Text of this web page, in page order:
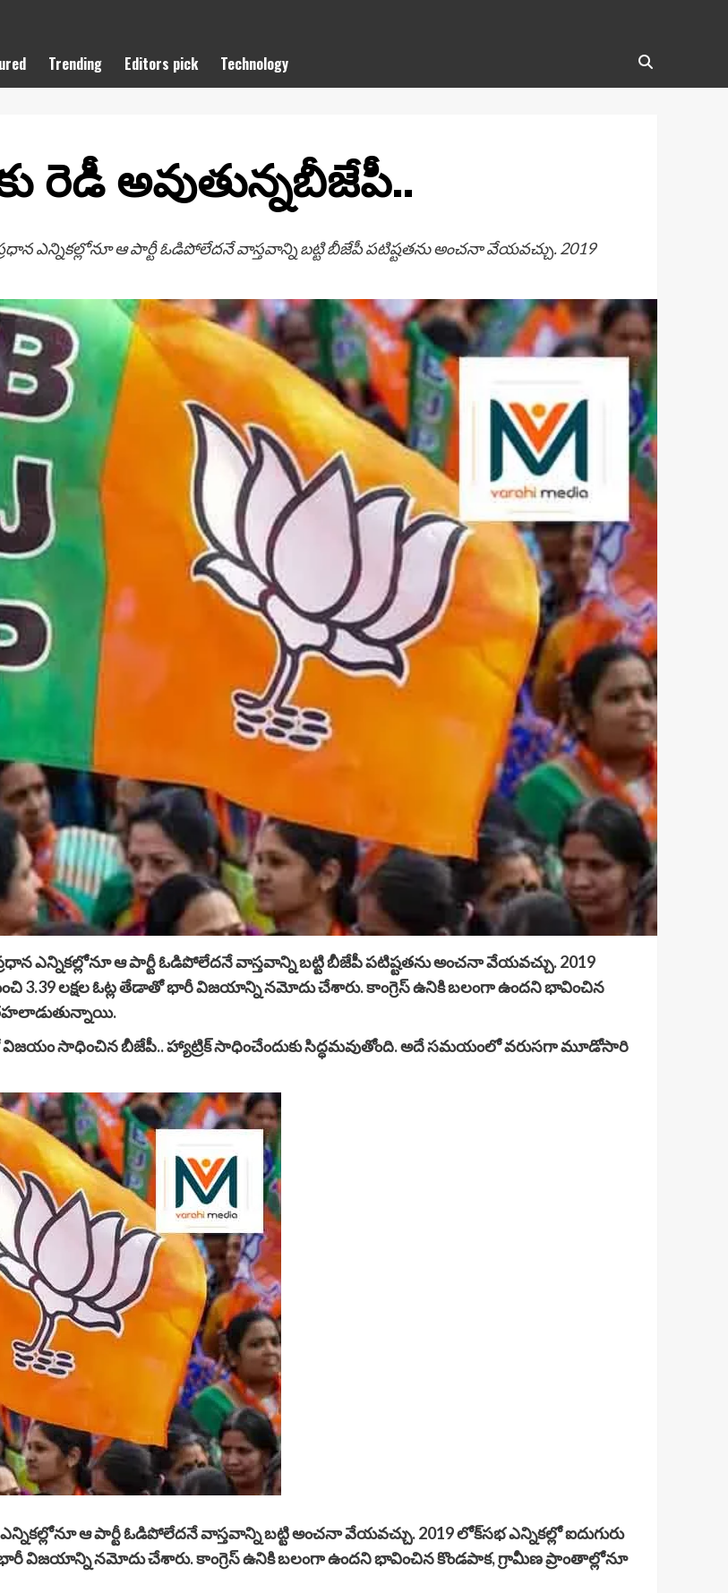
Trending Editors pick Technology
రెడీ అవుతున్నబీజేపీ..
ఆ పార్టీ ఓడిపోలేదనే వాస్తవాన్ని బట్టి బీజేపీ పటిష్టతను అంచనా వేయవచ్చు. 2019
ఆ పార్టీ ఓడిపోలేదనే వాస్తవాన్ని బట్టి బీజేపీ పటిష్టతను అంచనా వేయవచ్చు. 2019
నుంచి 3.39 లక్షల ఓట్ల తేడాతో భారీ విజయాన్ని నమోదు చేశారు. కాంగ్రెస్‌ ఉనికి బలంగా ఉందని భావించిన
విజయం సాధించిన బీజేపీ.. హ్యాట్రిక్ సాధించేందుకు సిద్ధమవుతోంది. అదే సమయంలో వరుసగా మూడోసారి
ఆ పార్టీ ఓడిపోలేదనే వాస్తవాన్ని బట్టి అంచనా వేయవచ్చు. 2019 లోక్‌సభ ఎన్నికల్లో ఐదుగురు
భారీ విజయాన్ని నమోదు చేశారు. కాంగ్రెస్ ఉనికి బలంగా ఉందని భావించిన కొండపాక, గ్రామీణ ప్రాంతాల్లోనూ